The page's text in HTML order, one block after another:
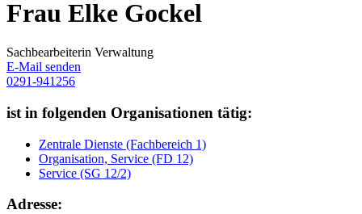
Frau Elke Gockel
Sachbearbeiterin Verwaltung
E-Mail senden
0291-941256
ist in folgenden Organisationen tätig:
Zentrale Dienste (Fachbereich 1)
Organisation, Service (FD 12)
Service (SG 12/2)
Adresse: